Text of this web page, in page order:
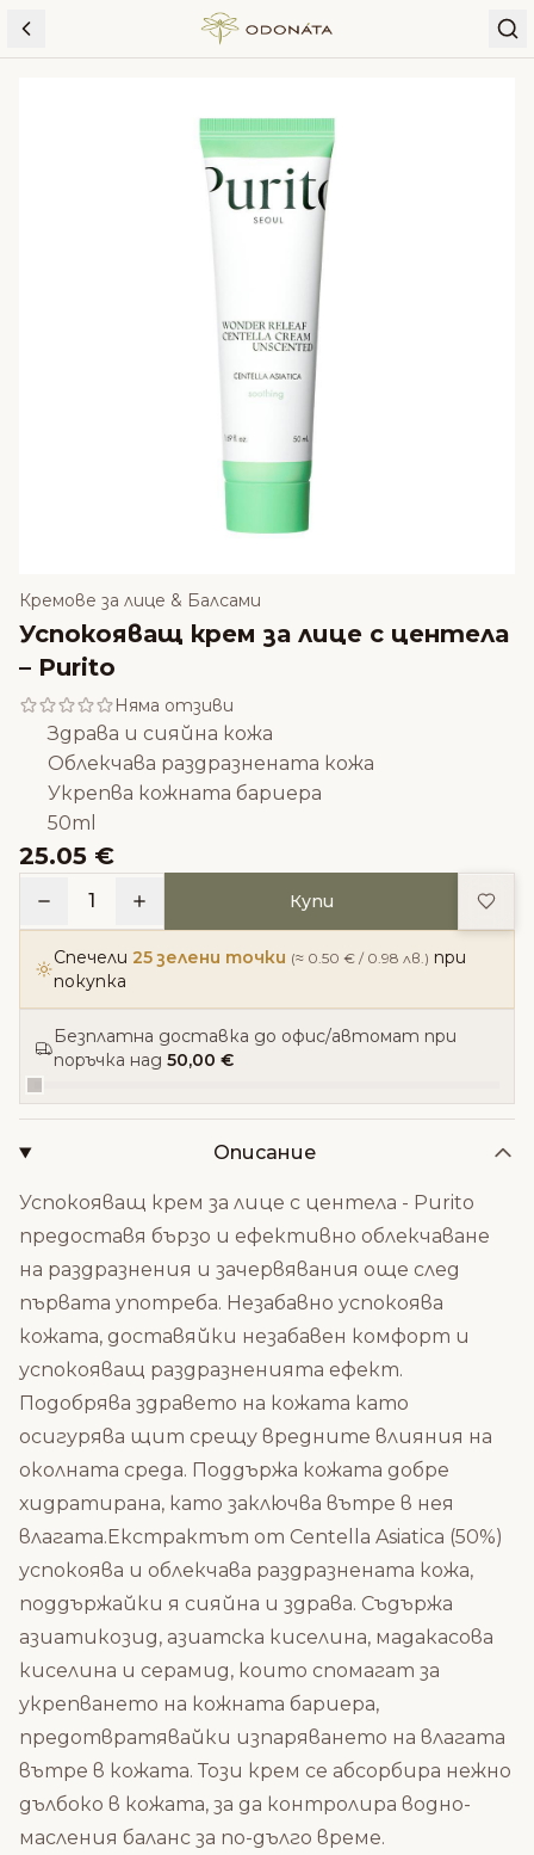
Skip to content
Кремове за лице & Балсами
Успокояващ крем за лице с центела
– Purito
Няма отзиви
Здрава и сияйна кожа
Облекчава раздразнената кожа
Укрепва кожната бариера
50ml
25.05 €
1 Купи
Спечели 25 зелени точки (≈ 0.50 € / 0.98 лв.) при
покупка
Безплатна доставка до офис/автомат при
поръчка над 50,00 €
Описание
Успокояващ крем за лице с центела - Purito
предоставя бързо и ефективно облекчаване
на раздразнения и зачервявания още след
първата употреба. Незабавно успокоява
кожата, доставяйки незабавен комфорт и
успокояващ раздразненията ефект.
Подобрява здравето на кожата като
осигурява щит срещу вредните влияния на
околната среда. Поддържа кожата добре
хидратирана, като заключва вътре в нея
влагата.Екстрактът от Centella Asiatica (50%)
успокоява и облекчава раздразнената кожа,
поддържайки я сияйна и здрава. Съдържа
азиатикозид, азиатска киселина, мадакасова
киселина и серамид, които спомагат за
укрепването на кожната бариера,
предотвратявайки изпаряването на влагата
вътре в кожата. Този крем се абсорбира нежно
дълбоко в кожата, за да контролира водно-
масления баланс за по-дълго време.